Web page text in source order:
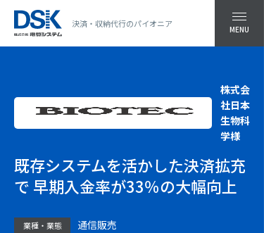
決済・収納代行のパイオニア
MENU
株式会
社日本
生物科
学様
既存システムを活かした決済拡充
で 早期入金率が33％の大幅向上
業種・業態 通信販売